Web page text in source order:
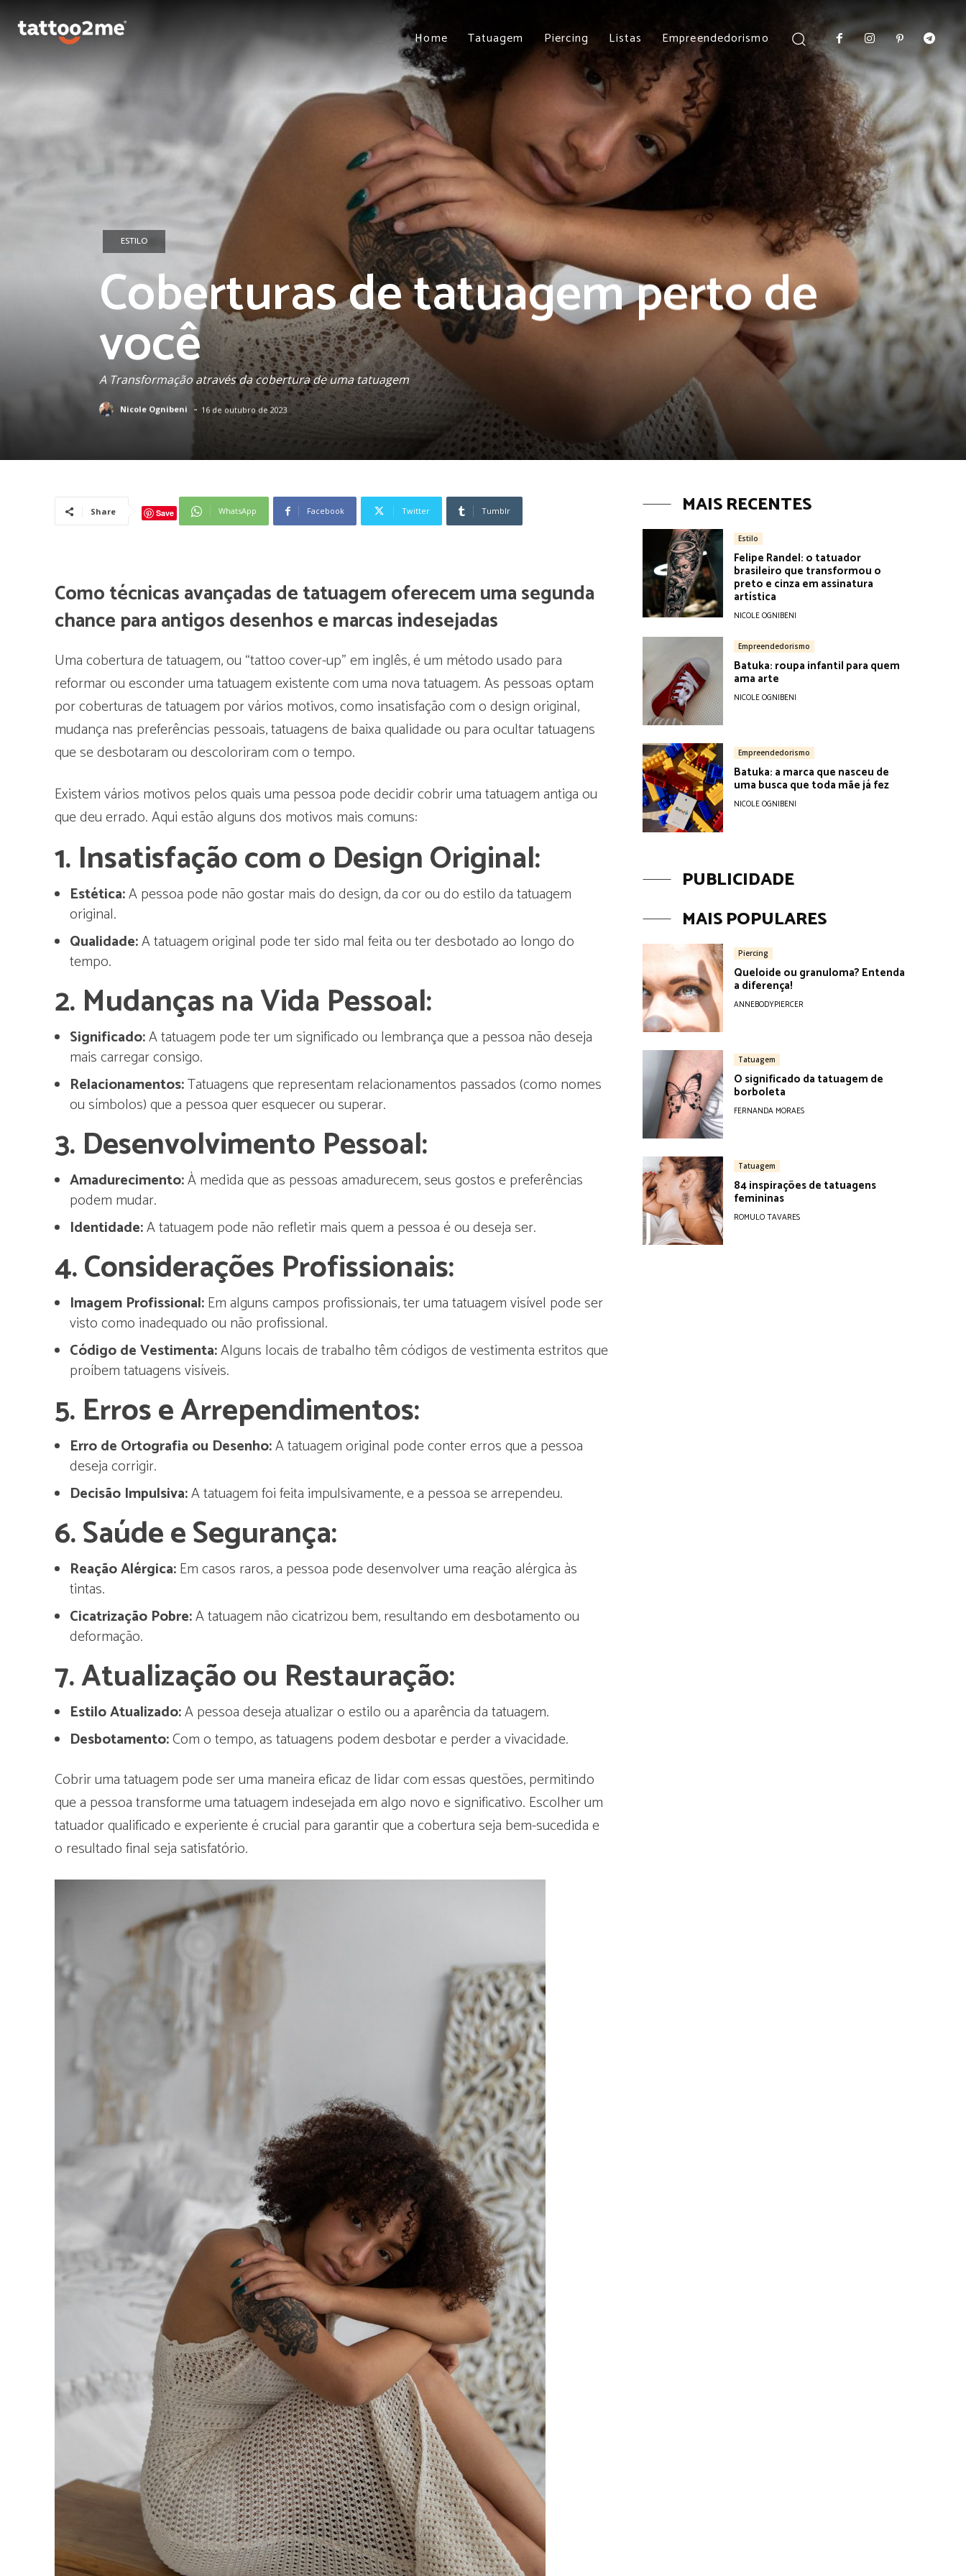
Home Tatuagem Piercing Listas Empreendedorismo
ESTILO
Coberturas de tatuagem perto de
você
A Transformação através da cobertura de uma tatuagem
Nicole Ognibeni - 16 de outubro de 2023
Share Save WhatsApp Facebook Twitter Tumblr
Como técnicas avançadas de tatuagem oferecem uma segunda
chance para antigos desenhos e marcas indesejadas
Uma cobertura de tatuagem, ou “tattoo cover-up” em inglês, é um método usado para
reformar ou esconder uma tatuagem existente com uma nova tatuagem. As pessoas optam
por coberturas de tatuagem por vários motivos, como insatisfação com o design original,
mudança nas preferências pessoais, tatuagens de baixa qualidade ou para ocultar tatuagens
que se desbotaram ou descoloriram com o tempo.
Existem vários motivos pelos quais uma pessoa pode decidir cobrir uma tatuagem antiga ou
que deu errado. Aqui estão alguns dos motivos mais comuns:
1. Insatisfação com o Design Original:
Estética:A pessoa pode não gostar mais do design, da cor ou do estilo da tatuagem
original.
Qualidade:A tatuagem original pode ter sido mal feita ou ter desbotado ao longo do
tempo.
2. Mudanças na Vida Pessoal:
Significado:A tatuagem pode ter um significado ou lembrança que a pessoa não deseja
mais carregar consigo.
Relacionamentos:Tatuagens que representam relacionamentos passados (como nomes
ou símbolos) que a pessoa quer esquecer ou superar.
3. Desenvolvimento Pessoal:
Amadurecimento:À medida que as pessoas amadurecem, seus gostos e preferências
podem mudar.
Identidade:A tatuagem pode não refletir mais quem a pessoa é ou deseja ser.
4.Considerações Profissionais:
Imagem Profissional:Em alguns campos profissionais, ter uma tatuagem visível pode ser
visto como inadequado ou não profissional.
Código de Vestimenta:Alguns locais de trabalho têm códigos de vestimenta estritos que
proíbem tatuagens visíveis.
5. Erros e Arrependimentos:
Erro de Ortografia ou Desenho:A tatuagem original pode conter erros que a pessoa
deseja corrigir.
Decisão Impulsiva:A tatuagem foi feita impulsivamente, e a pessoa se arrependeu.
6.Saúde e Segurança:
Reação Alérgica:Em casos raros, a pessoa pode desenvolver uma reação alérgica às
tintas.
Cicatrização Pobre:A tatuagem não cicatrizou bem, resultando em desbotamento ou
deformação.
7.Atualização ou Restauração:
Estilo Atualizado:A pessoa deseja atualizar o estilo ou a aparência da tatuagem.
Desbotamento:Com o tempo, as tatuagens podem desbotar e perder a vivacidade.
Cobrir uma tatuagem pode ser uma maneira eficaz de lidar com essas questões, permitindo
que a pessoa transforme uma tatuagem indesejada em algo novo e significativo. Escolher um
tatuador qualificado e experiente é crucial para garantir que a cobertura seja bem-sucedida e
o resultado final seja satisfatório.
MAIS RECENTES
Estilo
Felipe Randel: o tatuador
brasileiro que transformou o
preto e cinza em assinatura
artística
NICOLE OGNIBENI
Empreendedorismo
Batuka: roupa infantil para quem
ama arte
NICOLE OGNIBENI
Empreendedorismo
Batuka: a marca que nasceu de
uma busca que toda mãe já fez
NICOLE OGNIBENI
PUBLICIDADE
MAIS POPULARES
Piercing
Queloide ou granuloma? Entenda
a diferença!
ANNEBODYPIERCER
Tatuagem
O significado da tatuagem de
borboleta
FERNANDA MORAES
Tatuagem
84 inspirações de tatuagens
femininas
ROMULO TAVARES